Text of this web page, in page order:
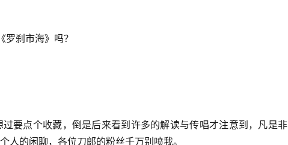
刹市海》吗？
要点个收藏，倒是后来看到许多的解读与传唱才注意到，凡是非
人的闲聊，各位刀郞的粉丝千万别喷我。